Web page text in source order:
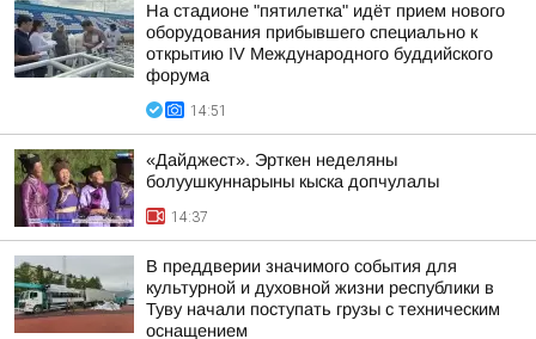
На стадионе "пятилетка" идёт прием нового
оборудования прибывшего специально к
открытию IV Международного буддийского
форума
14:51
«Дайджест». Эрткен неделяны
болуушкуннарыны кыска допчулалы
14:37
В преддверии значимого события для
культурной и духовной жизни республики в
Туву начали поступать грузы с техническим
оснащением